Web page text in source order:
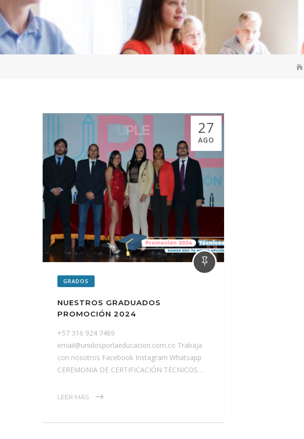
27
AGO
GRADOS
NUESTROS GRADUADOS
PROMOCIÓN 2024
+57 316 924 7469
email@unidosporlaeducacion.com.co Trabaja
con nosotros Facebook Instagram Whatsapp
CEREMONIA DE CERTIFICACIÓN TÉCNICOS…
LEER MÁS